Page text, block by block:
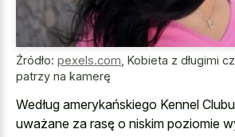
Źródło: pexels.com Kobieta z długimi
patrzy na kamerę
Według amerykańskiego Kennel
uważane za rasę o niskim poziomie